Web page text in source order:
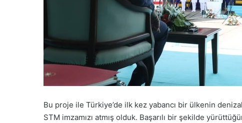
Bu proje ile Türkiye’de ilk kez yabancı bir ülkenin
STM imzamızı atmış olduk. Başarılı bir şekilde